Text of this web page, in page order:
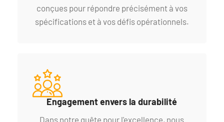
conçues pour répondre précisément à vos
spécifications et à vos défis opérationnels.
Engagement envers la durabilité
Dans notre quête pour l'excellence, nous